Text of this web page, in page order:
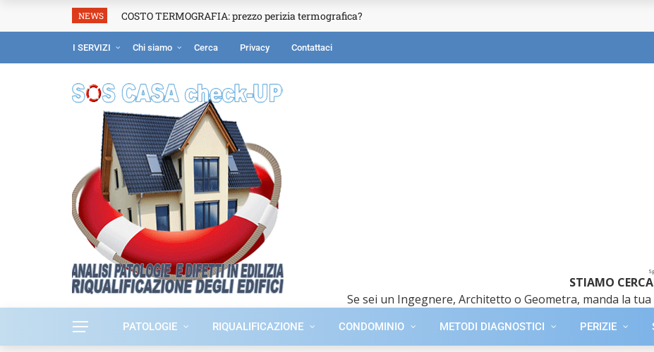
NEWS COSTO TERMOGRAFIA: prezzo perizia termografica?
I SERVIZI Chi siamo Cerca Privacy Contattaci
STIAMO
Se sei un Ingegnere, Architetto o Geometra, manda la
PATOLOGIE RIQUALIFICAZIONE CONDOMINIO METODI DIAGNOSTICI PERIZIE